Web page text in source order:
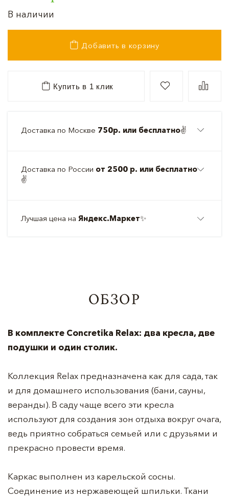
В наличии
Добавить в корзину
Купить в 1 клик
Доставка по Москве 750р. или бесплатно✌️
Доставка по России от 2500 р. или бесплатно
✌️
Лучшая цена на Яндекс.Маркет✨
ОБЗОР
В комплекте Concretika Relax: два кресла, две
подушки и один столик.
Коллекция Relax предназначена как для сада, так
и для домашнего использования (бани, сауны,
веранды). В саду чаще всего эти кресла
используют для создания зон отдыха вокруг очага,
ведь приятно собраться семьей или с друзьями и
прекрасно провести время.
Каркас выполнен из карельской сосны.
Соединение из нержавеющей шпильки. Ткани